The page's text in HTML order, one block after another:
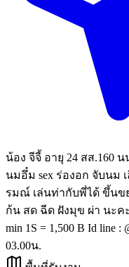
น้อง จีจี้ อายุ 24 สส.160
นมอึ๋ม sex ร่องอก จับนม
รมณ์ เล่นท่ากับพี่ได้ ขึ้นข
ก้น สด ฉีด ฝังมุข ผ่า นะ
min 1S = 1,500 B Id line
03.00น.